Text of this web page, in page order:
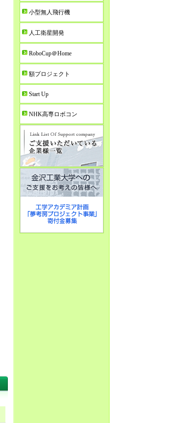
小型無人飛行機
人工衛星開発
RoboCup＠Home
額プロジェクト
Start Up
NHK高専ロボコン